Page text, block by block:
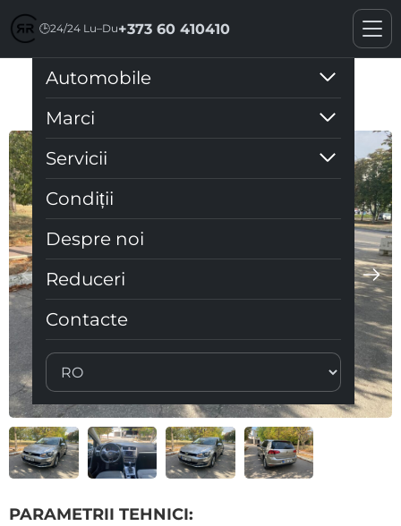
🕒24/24 Lu–Du+373 60 410410
Automobile
Marci
Servicii
Condiții
Despre noi
Reduceri
Contacte
VW Golf 1.2
PARAMETRII TEHNICI: